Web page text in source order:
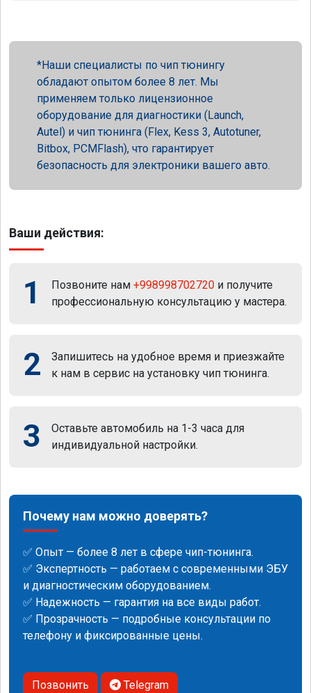
Наши специалисты по чип тюнингу
обладают опытом более 8 лет. Мы
применяем только лицензионное
оборудование для диагностики (Launch,
Autel) и чип тюнинга (Flex, Kess 3, Autotuner,
Bitbox, PCMFlash), что гарантирует
безопасность для электроники вашего авто.
Ваши действия:
1 Позвоните нам +998998702720 и получите
профессиональную консультацию у мастера.
2
Запишитесь на удобное время и приезжайте
к нам в сервис на установку чип тюнинга.
3
Оставьте автомобиль на 1-3 часа для
индивидуальной настройки.
Почему нам можно доверять?
✅ Опыт — более 8 лет в сфере чип-тюнинга.
✅ Экспертность — работаем с современными ЭБУ
и диагностическим оборудованием.
✅ Надежность — гарантия на все виды работ.
✅ Прозрачность — подробные консультации по
телефону и фиксированные цены.
Позвонить Telegram